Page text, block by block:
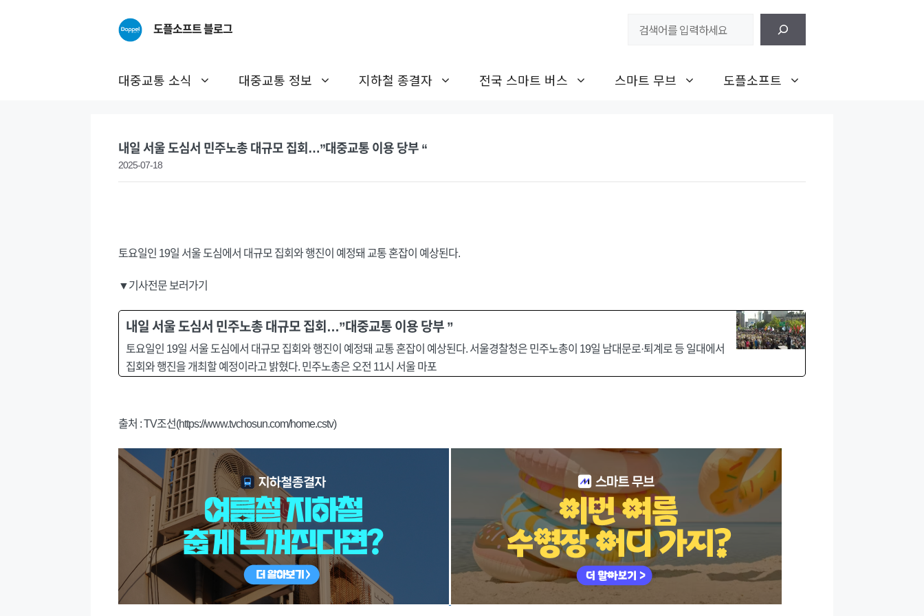
도플소프트 블로그
대중교통 소식 대중교통 정보 지하철 종결자 전국 스마트 버스 스마트 무브 도플소프트
내일 서울 도심서 민주노총 대규모 집회…”대중교통 이용 당부 “
2025-07-18
토요일인 19일 서울 도심에서 대규모 집회와 행진이 예정돼 교통 혼잡이 예상된다.
▼기사전문 보러가기
내일 서울 도심서 민주노총 대규모 집회…”대중교통 이용 당부 ”
토요일인 19일 서울 도심에서 대규모 집회와 행진이 예정돼 교통 혼잡이 예상된다. 서울경찰청은 민주노총이 19일 남대문로·퇴계로 등 일대에서
집회와 행진을 개최할 예정이라고 밝혔다. 민주노총은 오전 11시 서울 마포
출처 : TV조선(https://www.tvchosun.com/home.cstv)